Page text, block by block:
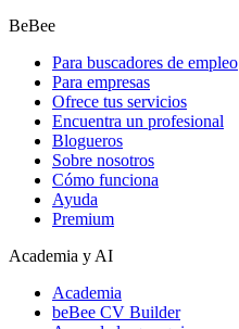
BeBee
Para buscadores de empleo
Para empresas
Ofrece tus servicios
Encuentra un profesional
Blogueros
Sobre nosotros
Cómo funciona
Ayuda
Premium
Academia y AI
Academia
beBee CV Builder